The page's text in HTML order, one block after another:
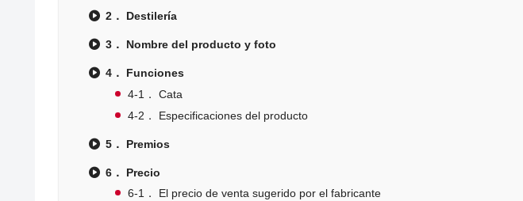
2． Destilería
3． Nombre del producto y foto
4． Funciones
4-1． Cata
4-2． Especificaciones del producto
5． Premios
6． Precio
6-1． El precio de venta sugerido por el fabricante